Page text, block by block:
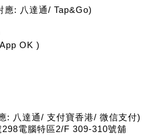
: 八達通/ Tap&Go)
OK )
: 八達通/ 支付寶香港/ 微信支付)
電腦特區2/F 309-310號舖